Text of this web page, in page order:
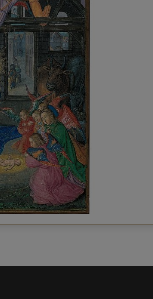
quieres que la reciba?